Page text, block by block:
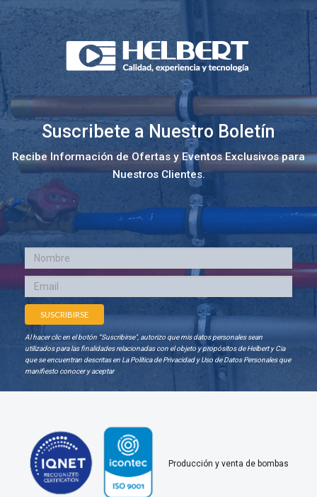
Suscribete a Nuestro Boletín
Recibe Información de Ofertas y Eventos Exclusivos para
Nuestros Clientes.
Al hacer clic en el botón “Suscribirse", autorizo que mis datos personales sean
utilizados para las finalidades relacionadas con el objeto y propósitos de Helbert y Cia
que se encuentran descritas en La Política de Privacidad y Uso de Datos Personales que
manifiesto conocer y aceptar
Producción y venta de bombas